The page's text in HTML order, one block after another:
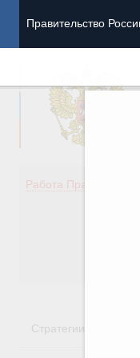
Правительство
Работа
Стратегии